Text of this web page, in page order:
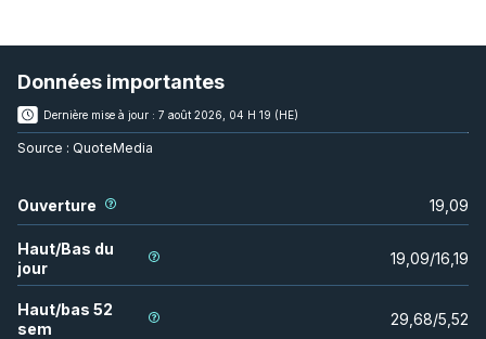
Données importantes
Dernière mise à jour : 7 août 2026, 04 H 19 (HE)
Source : QuoteMedia
Ouverture 19,09
Haut/Bas du
jour
19,09/16,19
Haut/bas 52
sem
29,68/5,52